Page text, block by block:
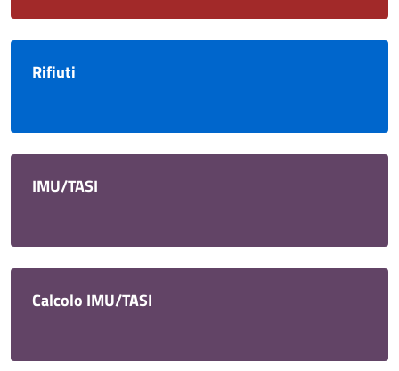
Rifiuti
IMU/TASI
Calcolo IMU/TASI